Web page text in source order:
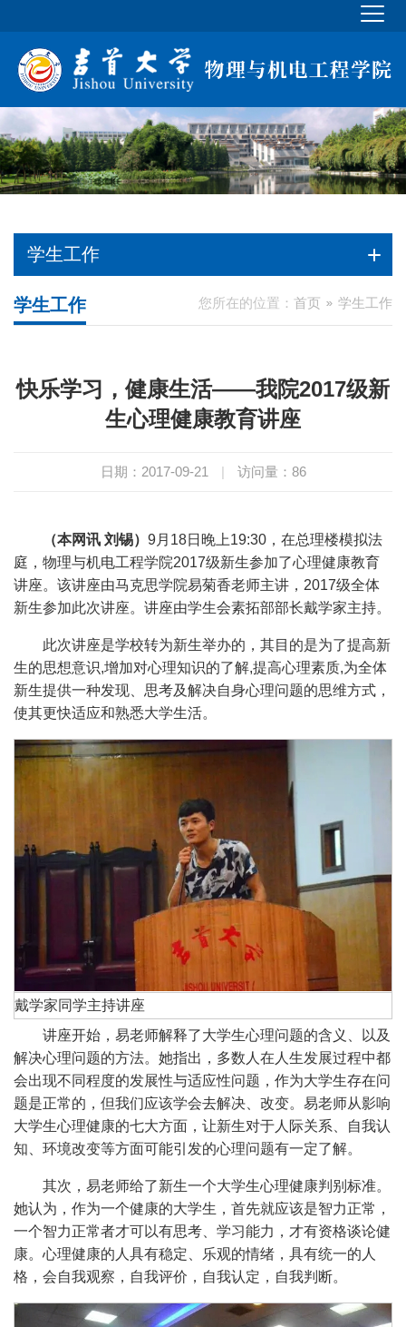
学生工作
您所在的位置： 首页 学生工作
学生工作
快乐学习，健康生活——我院2017级新
生心理健康教育讲座
日期：2017-09-21 | 访问量： 86
（本网讯 刘锡） 9月18日晚上19:30，在总理楼模拟法
庭，物理与机电工程学院2017级新生参加了心理健康教育
讲座。该讲座由马克思学院易菊香老师主讲，2017级全体
新生参加此次讲座。讲座由学生会素拓部部长戴学家主持。
此次讲座是学校转为新生举办的，其目的是为了提高新
生的思想意识,增加对心理知识的了解,提高心理素质,为全体
新生提供一种发现、思考及解决自身心理问题的思维方式，
使其更快适应和熟悉大学生活。
戴学家同学主持讲座
讲座开始，易老师解释了大学生心理问题的含义、以及
解决心理问题的方法。她指出，多数人在人生发展过程中都
会出现不同程度的发展性与适应性问题，作为大学生存在问
题是正常的，但我们应该学会去解决、改变。易老师从影响
大学生心理健康的七大方面，让新生对于人际关系、自我认
知、环境改变等方面可能引发的心理问题有一定了解。
其次，易老师给了新生一个大学生心理健康判别标准。
她认为，作为一个健康的大学生，首先就应该是智力正常，
一个智力正常者才可以有思考、学习能力，才有资格谈论健
康。心理健康的人具有稳定、乐观的情绪，具有统一的人
格，会自我观察，自我评价，自我认定，自我判断。